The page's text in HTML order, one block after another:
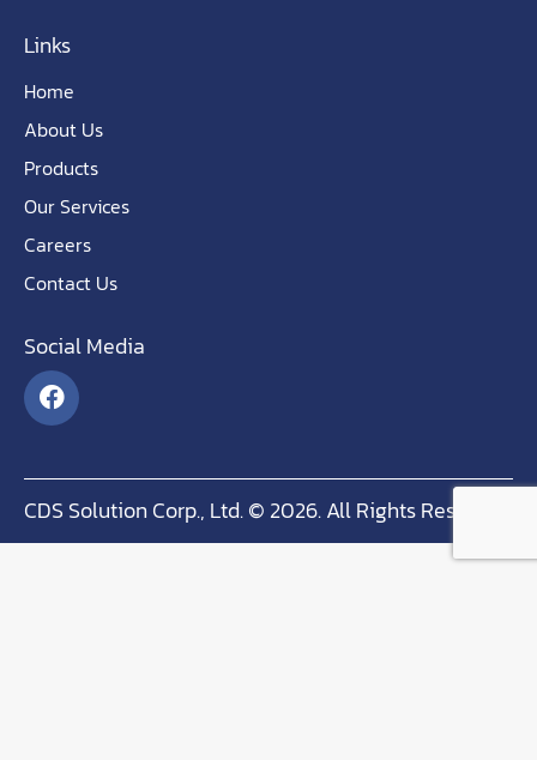
Links
Home
About Us
Products
Our Services
Careers
Contact Us
Social Media
CDS Solution Corp., Ltd. © 2026. All Rights Reserved.